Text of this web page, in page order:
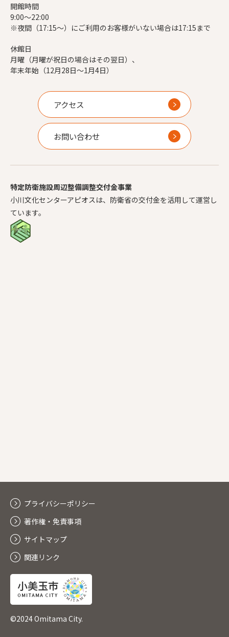
開館時間
9:00～22:00
※夜間（17:15～）にご利用のお客様がいない場合は17:15まで
休館日
月曜（月曜が祝日の場合はその翌日）、
年末年始（12月28日～1月4日）
アクセス
お問い合わせ
特定防衛施設周辺整備調整交付金事業
小川文化センターアピオスは、防衛省の交付金を活用して運営し
ています。
プライバシーポリシー
著作権・免責事項
サイトマップ
関連リンク
©2024 Omitama City.